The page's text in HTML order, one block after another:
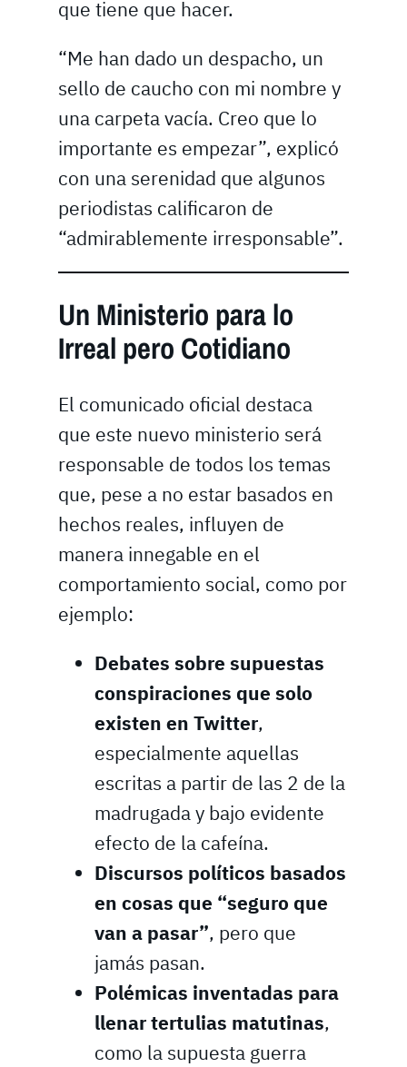
que tiene que hacer.
“Me han dado un despacho, un
sello de caucho con mi nombre y
una carpeta vacía. Creo que lo
importante es empezar”, explicó
con una serenidad que algunos
periodistas calificaron de
“admirablemente irresponsable”.
Un Ministerio para lo
Irreal pero Cotidiano
El comunicado oficial destaca
que este nuevo ministerio será
responsable de todos los temas
que, pese a no estar basados en
hechos reales, influyen de
manera innegable en el
comportamiento social, como por
ejemplo:
Debates sobre supuestas
conspiraciones que solo
existen en Twitter,
especialmente aquellas
escritas a partir de las 2 de la
madrugada y bajo evidente
efecto de la cafeína.
Discursos políticos basados
en cosas que “seguro que
van a pasar”, pero que
jamás pasan.
Polémicas inventadas para
llenar tertulias matutinas,
como la supuesta guerra